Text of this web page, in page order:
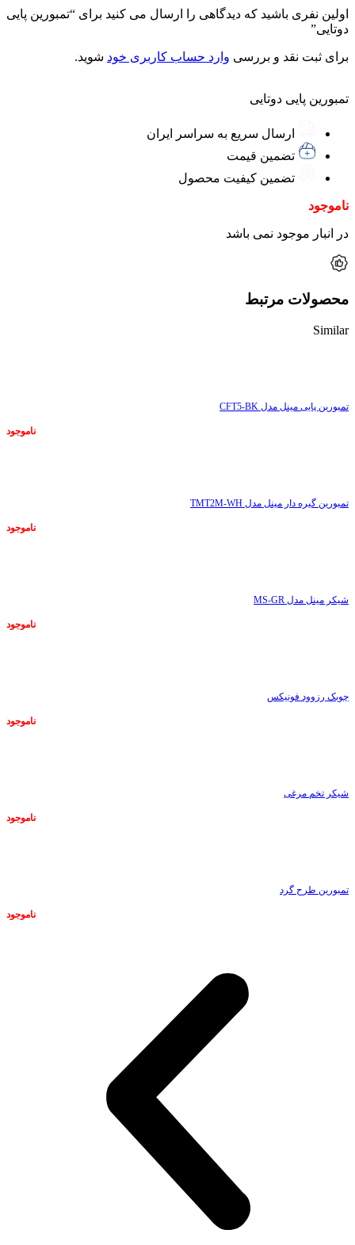
اولین نفری باشید که دیدگاهی را ارسال می کنید برای “تمبورین پایی
دوتایی”
برای ثبت نقد و بررسی وارد حساب کاربری خود شوید.
تمبورین پایی دوتایی
ارسال سریع به سراسر ایران
تضمین قیمت
تضمین کیفیت محصول
ناموجود
در انبار موجود نمی باشد
محصولات مرتبط
Similar
تمبورین پایی مینل مدل CFT5-BK
ناموجود
تمبورین گیره دار مینل مدل TMT2M-WH
ناموجود
شیکر مینل مدل MS-GR
ناموجود
چوبک رزوود فونیکس
ناموجود
شیکر تخم مرغی
ناموجود
تمبورین طرح گرد
ناموجود